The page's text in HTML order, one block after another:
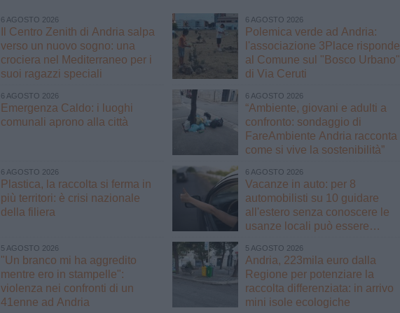
6 AGOSTO 2026
Il Centro Zenith di Andria salpa
verso un nuovo sogno: una
crociera nel Mediterraneo per i
suoi ragazzi speciali
6 AGOSTO 2026
Polemica verde ad Andria:
l'associazione 3Place risponde
al Comune sul "Bosco Urbano"
di Via Ceruti
6 AGOSTO 2026
Emergenza Caldo: i luoghi
comunali aprono alla città
6 AGOSTO 2026
“Ambiente, giovani e adulti a
confronto: sondaggio di
FareAmbiente Andria racconta
come si vive la sostenibilità”
6 AGOSTO 2026
Plastica, la raccolta si ferma in
più territori: è crisi nazionale
della filiera
6 AGOSTO 2026
Vacanze in auto: per 8
automobilisti su 10 guidare
all'estero senza conoscere le
usanze locali può essere
5 AGOSTO 2026
"Un branco mi ha aggredito
mentre ero in stampelle":
violenza nei confronti di un
41enne ad Andria
5 AGOSTO 2026
Andria, 223mila euro dalla
Regione per potenziare la
raccolta differenziata: in arrivo
mini isole ecologiche